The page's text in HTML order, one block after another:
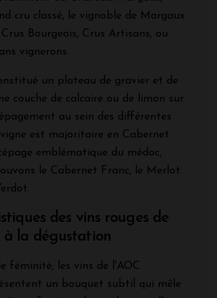
cru classé, le vignoble de Margaux
Bourgeois, Crus Artisans, ou
vignerons.
un plateau de gravier et de
couche de calcaire ou de limon sur
au sein des différentes
est majoritaire en Cabernet
emblématique du médoc,
le Cabernet Franc, le Merlot.
des vins rouges de
à la dégustation
féminité, les vins de l'AOC
un bouquet subtil qui mêle